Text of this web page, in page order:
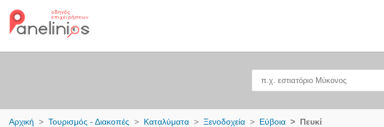
Αρχική Τουρισμός - Διακοπές Καταλύματα Ξενοδοχεία Εύβοια Πευκί